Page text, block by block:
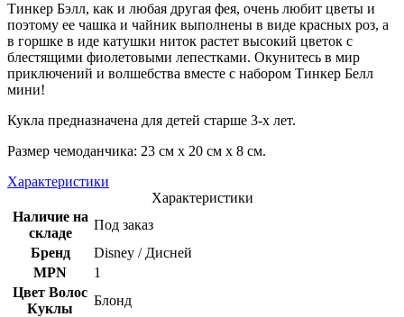
Тинкер Бэлл, как и любая другая фея, очень любит цветы и
поэтому ее чашка и чайник выполнены в виде красных роз, а
в горшке в иде катушки ниток растет высокий цветок с
блестящими фиолетовыми лепестками. Окунитесь в мир
приключений и волшебства вместе с набором Тинкер Белл
мини!
Кукла предназначена для детей старше 3-х лет.
Размер чемоданчика: 23 см х 20 см х 8 см.
Характеристики
Характеристики
Наличие на
складе
Под заказ
Бренд
Disney / Дисней
MPN
1
Цвет Волос
Куклы
Блонд